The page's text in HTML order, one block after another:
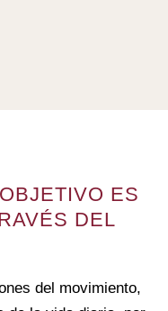
ES
DEL
del movimiento,